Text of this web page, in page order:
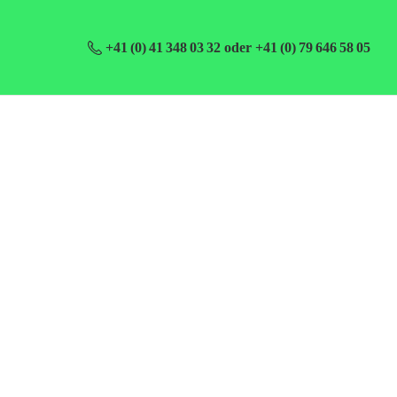
+41 (0) 41 348 03 32 oder +41 (0) 79 646 58 05